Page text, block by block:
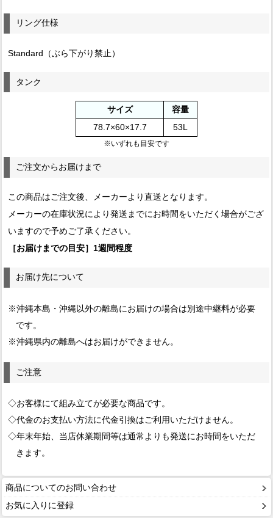
リング仕様
Standard（ぶら下がり禁止）
タンク
サイズ
容量
78.7×60×17.7
53L
※いずれも目安です
ご注文からお届けまで
この商品はご注文後、メーカーより直送となります。
メーカーの在庫状況により発送までにお時間をいただく場合がござ
いますので予めご了承ください。
［お届けまでの目安］1週間程度
お届け先について
※沖縄本島・沖縄以外の離島にお届けの場合は別途中継料が必要
です。
※沖縄県内の離島へはお届けができません。
ご注意
◇お客様にて組み立てが必要な商品です。
◇代金のお支払い方法に代金引換はご利用いただけません。
◇年末年始、当店休業期間等は通常よりも発送にお時間をいただ
きます。
商品についてのお問い合わせ
お気に入りに登録